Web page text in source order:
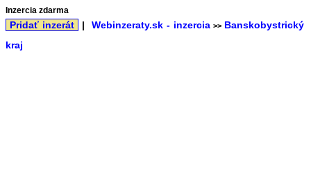
Inzercia zdarma
Pridať inzerát | Webinzeraty.sk - inzercia >> Banskobystrický
kraj